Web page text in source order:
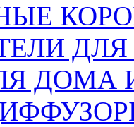
ДОМА